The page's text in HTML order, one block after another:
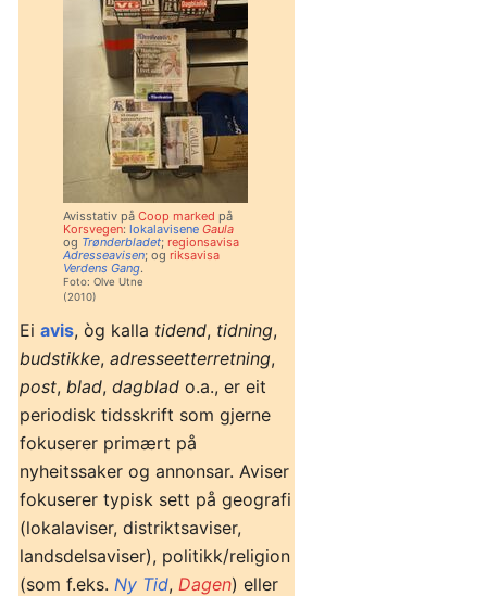
Avisstativ på Coop marked på
Korsvegen: lokalavisene Gaula
og Trønderbladet; regionsavisa
Adresseavisen; og riksavisa
Verdens Gang.
Foto: Olve Utne
(2010)
Ei avis, òg kalla tidend, tidning,
budstikke, adresseetterretning,
post, blad, dagblad o.a., er eit
periodisk tidsskrift som gjerne
fokuserer primært på
nyheitssaker og annonsar. Aviser
fokuserer typisk sett på geografi
(lokalaviser, distriktsaviser,
landsdelsaviser), politikk/religion
(som f.eks. Ny Tid, Dagen) eller